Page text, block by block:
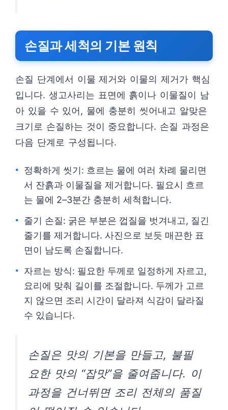
손질과 세척의 기본 원칙
손질 단계에서 이물 제거와 이물의 제거가 핵심
입니다. 생고사리는 표면에 흙이나 이물질이 남
아 있을 수 있어, 물에 충분히 씻어내고 알맞은
크기로 손질하는 것이 중요합니다. 손질 과정은
다음 단계로 구성됩니다.
정확하게 씻기: 흐르는 물에 여러 차례 물리면
서 잔흙과 이물질을 제거합니다. 필요시 흐르
는 물에 2–3분간 충분히 세척합니다.
줄기 손질: 굵은 부분은 껍질을 벗겨내고, 질긴
줄기를 제거합니다. 사진으로 보듯 매끈한 표
면이 남도록 손질합니다.
자르는 방식: 필요한 두께로 일정하게 자르고,
요리에 맞춰 길이를 조절합니다. 두께가 고르
지 않으면 조리 시간이 달라져 식감이 달라질
수 있습니다.
손질은 맛의 기본을 만들고, 불필
요한 맛의 “잡맛”을 줄여줍니다. 이
과정을 건너뛰면 조리 전체의 품질